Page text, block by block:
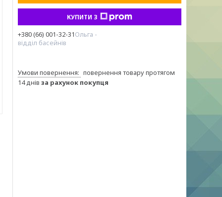
КУПИТИ З
+380 (66) 001-32-31Ольга -
відділ басейнів
повернення товару протягом
14 днів за рахунок покупця